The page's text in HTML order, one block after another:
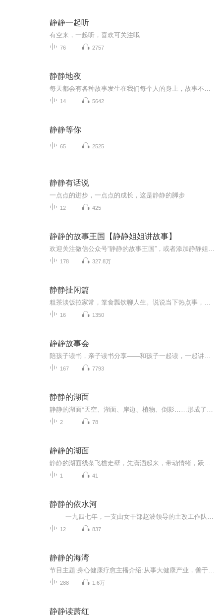
静静一起听
有空来，一起听，喜欢可关注哦
76 2757
静静地夜
14 5642
静静等你
65 2525
静静有话说
一点点的进步，一点点的成长，这是静静的脚步
12 425
静静的故事王国【静静姐姐讲故事】
178 327.8万
静静扯闲篇
16 1350
静静故事会
167 7793
静静的湖面
2 78
静静的湖面
1 41
静静的依水河
12 837
静静的海湾
288 1.6万
静静读萧红